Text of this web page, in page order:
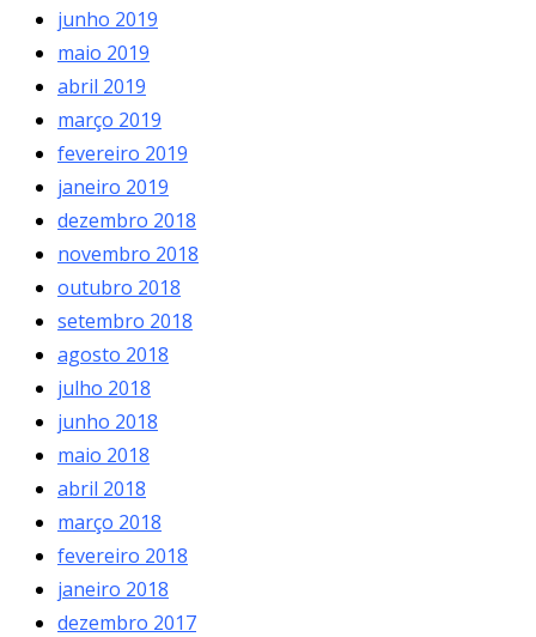
junho 2019
maio 2019
abril 2019
março 2019
fevereiro 2019
janeiro 2019
dezembro 2018
novembro 2018
outubro 2018
setembro 2018
agosto 2018
julho 2018
junho 2018
maio 2018
abril 2018
março 2018
fevereiro 2018
janeiro 2018
dezembro 2017